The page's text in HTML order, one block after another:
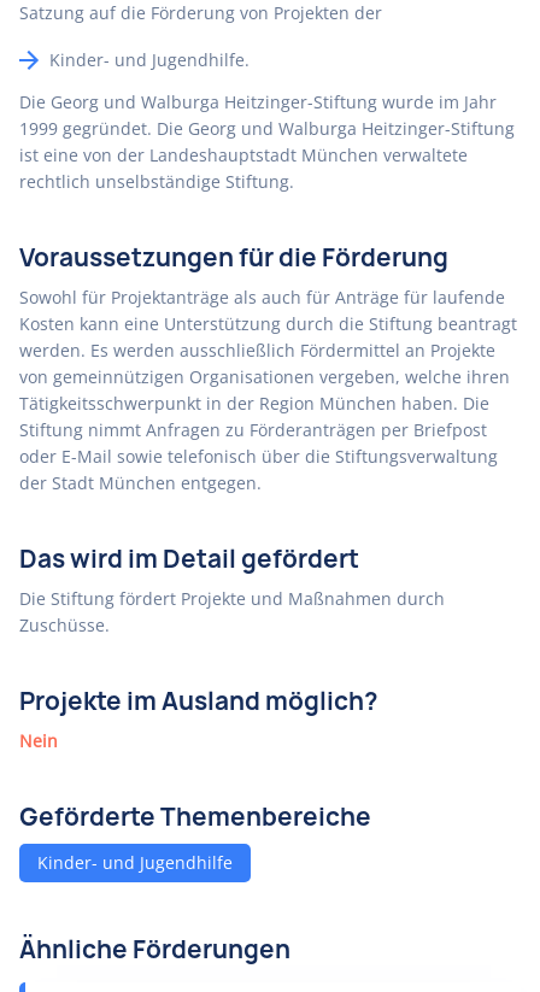
Satzung auf die Förderung von Projekten der
Kinder- und Jugendhilfe.
Die Georg und Walburga Heitzinger-Stiftung wurde im Jahr
1999 gegründet. Die Georg und Walburga Heitzinger-Stiftung
ist eine von der Landeshauptstadt München verwaltete
rechtlich unselbständige Stiftung.
Voraussetzungen für die Förderung
Sowohl für Projektanträge als auch für Anträge für laufende
Kosten kann eine Unterstützung durch die Stiftung beantragt
werden. Es werden ausschließlich Fördermittel an Projekte
von gemeinnützigen Organisationen vergeben, welche ihren
Tätigkeitsschwerpunkt in der Region München haben. Die
Stiftung nimmt Anfragen zu Förderanträgen per Briefpost
oder E-Mail sowie telefonisch über die Stiftungsverwaltung
der Stadt München entgegen.
Das wird im Detail gefördert
Die Stiftung fördert Projekte und Maßnahmen durch
Zuschüsse.
Projekte im Ausland möglich?
Nein
Geförderte Themenbereiche
Kinder- und Jugendhilfe
Ähnliche Förderungen